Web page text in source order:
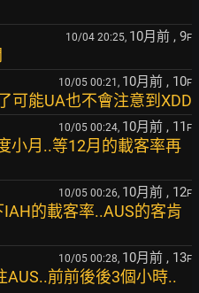
10/04 20:25, 10月前 , 9F
10/05 00:21, 10月前 , 10F
可能UA也不會注意到XDD
10/05 00:24, 10月前 , 11 F
小月..等12月的載客率再
10/05 00:26, 10月前 , 12F
的載客率..AUS的客肯
10/05 00:28, 10月前 , 13F
前前後後3個小時..